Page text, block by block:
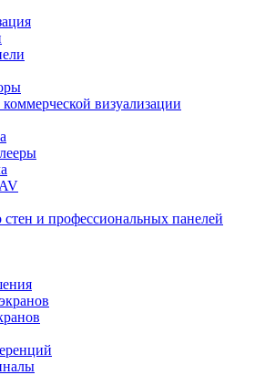
визуализации
и профессиональных панелей